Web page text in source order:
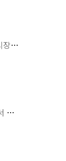
더스쿠프 와이드 인터뷰AI부동산 분양분석 플랫폼이문용 교수-허준열 대표 인터뷰AI플랫폼 베타버전 출시분양사기 근절할 솔루션데이터로 분양시장 분석AI분석을 수치화해 제시부동산 가치 …
허준열의 분양사기 꼬리물기 1편주부 최경미씨를 홀린 말❶분양 상담사 허위·과장 설명모델하우스에서 주의할 점섣부른 부동산 투자 위험해계약서 서명하면 취소 어려워수익형 부동산에 투자할…